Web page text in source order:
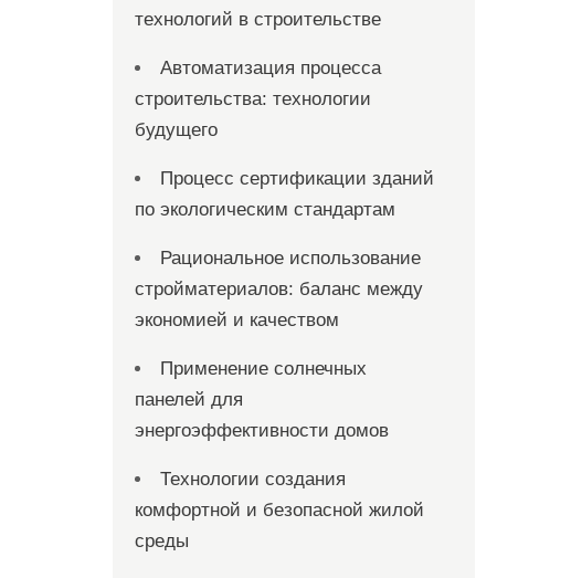
технологий в строительстве
Автоматизация процесса
строительства: технологии
будущего
Процесс сертификации зданий
по экологическим стандартам
Рациональное использование
стройматериалов: баланс между
экономией и качеством
Применение солнечных
панелей для
энергоэффективности домов
Технологии создания
комфортной и безопасной жилой
среды